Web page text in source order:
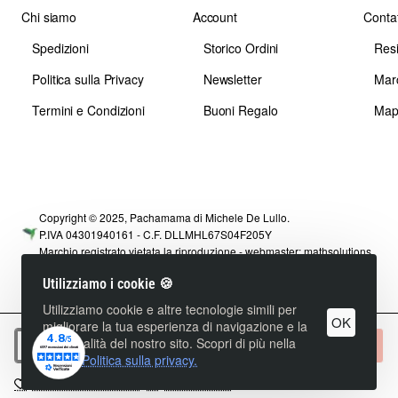
Utilizziamo i cookie 🍪
Utilizziamo cookie e altre tecnologie simili per
migliorare la tua esperienza di navigazione e la
funzionalità del nostro sito. Scopri di più nella
nostraPolitica sulla privacy.
OK
Non Disponibile
+ Lista dei Desideri
Chi siamo
Spedizioni
Politica sulla Privacy
Termini e Condizioni
Account
Storico Ordini
Newsletter
Buoni Regalo
Copyright © 2025, Pachamama di Michele De Lullo.
P.IVA 04301940161 - C.F. DLLMHL67S04F205Y
Marchio registrato vietata la riproduzione - webmaster:mathsolutions